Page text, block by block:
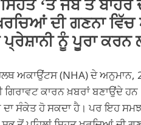
ਸਿਹਤ ‘ਤੇ ਜੇਬ ਤੋਂ
ਦੀ ਗਣਨਾ
ਪ੍ਰੇਸ਼ਾਨੀ ਨੂੰ ਪੂਰਾ
ਅਕਾਉਂਟਸ (NHA) ਦੇ ਅਨੁਮਾਨ,
ਗਿਰਾਵਟ ਕਾਰਨ ਖ਼ਬਰਾਂ ਬਣਾਉਂਦੇ
ਦਾ ਸੰਕੇਤ ਹੋ ਸਕਦਾ ਹੈ। ਪਰ ਇਹ